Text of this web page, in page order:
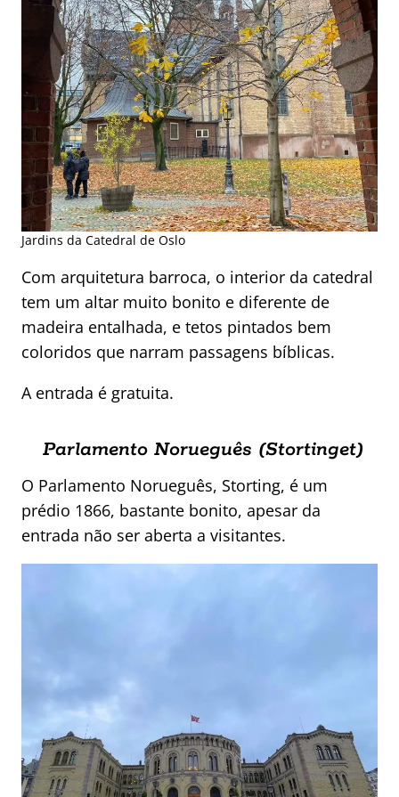
Jardins da Catedral de Oslo
Com arquitetura barroca, o interior da catedral
tem um altar muito bonito e diferente de
madeira entalhada, e tetos pintados bem
coloridos que narram passagens bíblicas.
A entrada é gratuita.
Parlamento Norueguês (Stortinget)
O Parlamento Norueguês, Storting, é um
prédio 1866, bastante bonito, apesar da
entrada não ser aberta a visitantes.